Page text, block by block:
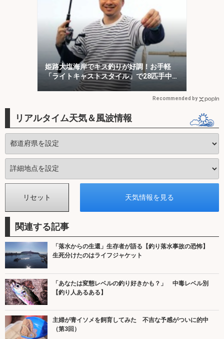
姫路大塩海岸でキス釣りが好調！お手軽
「ライトキャストスタイル」で28匹手中
Recommended by
リアルタイム天気＆風波情報
関連する記事
「落水からの生還」生存者が語る【釣り落水事故の恐怖】
生死分けたのはライフジャケット
「あなたは変態レベルの釣り好きかも？」 中毒レベル別
【釣り人あるある】
主婦が青イソメを飼育してみた 不吉な予感がついに的中
（第3回）